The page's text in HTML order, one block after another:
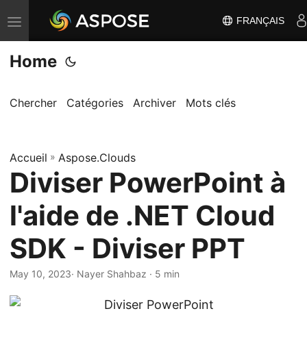
B
a
s
u
r
l
a
n
a
v
i
g
FRANÇAIS
Home
Chercher Catégories Archiver Mots clés
Accueil » Aspose.Clouds
Diviser PowerPoint à
l'aide de .NET Cloud
SDK - Diviser PPT
May 10, 2023· Nayer Shahbaz · 5 min